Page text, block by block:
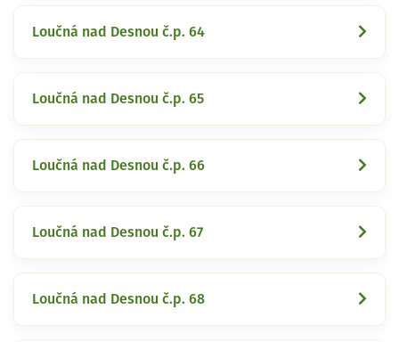
Loučná nad Desnou č.p. 64
Loučná nad Desnou č.p. 65
Loučná nad Desnou č.p. 66
Loučná nad Desnou č.p. 67
Loučná nad Desnou č.p. 68